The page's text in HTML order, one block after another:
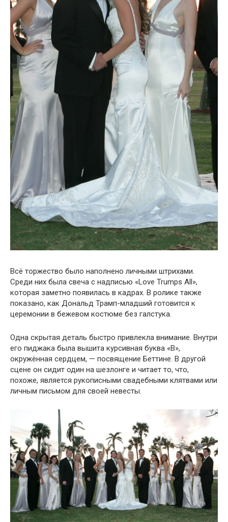
Всё торжество было наполнено личными штрихами.
Среди них была свеча с надписью «Love Trumps All»,
которая заметно появилась в кадрах. В ролике также
показано, как Дональд Трамп-младший готовится к
церемонии в бежевом костюме без галстука.
Одна скрытая деталь быстро привлекла внимание. Внутри
его пиджака была вышита курсивная буква «B»,
окружённая сердцем, — посвящение Беттине. В другой
сцене он сидит один на шезлонге и читает то, что,
похоже, является рукописными свадебными клятвами или
личным письмом для своей невесты.